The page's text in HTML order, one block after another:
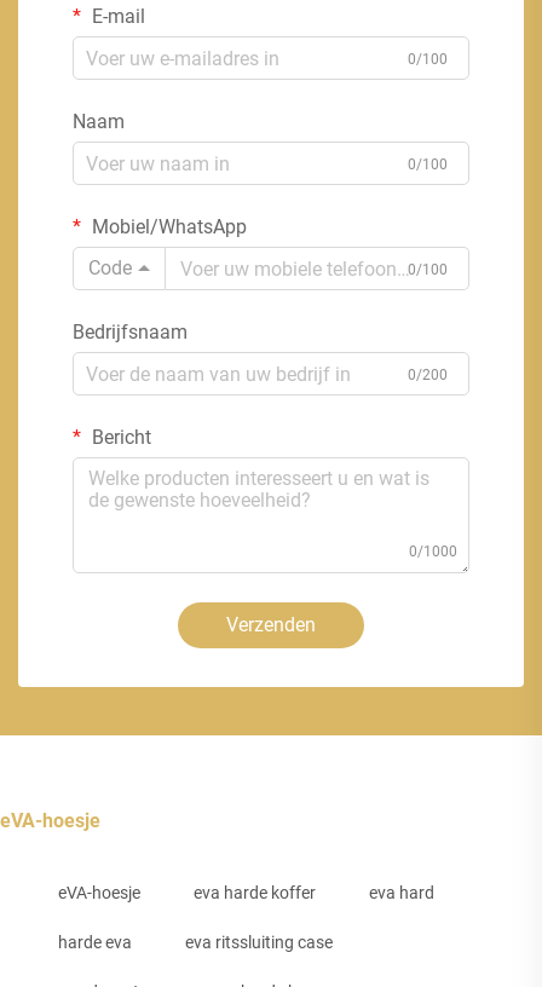
E-mail
0/100
Naam
0/100
Mobiel/WhatsApp
Code
0/100
Bedrijfsnaam
0/200
Bericht
0/1000
Verzenden
eVA-hoesje
eVA-hoesje eva harde koffer eva hard
harde eva eva ritssluiting case